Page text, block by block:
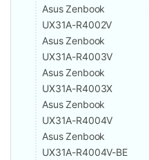
Asus Zenbook
UX31A-R4002V
Asus Zenbook
UX31A-R4003V
Asus Zenbook
UX31A-R4003X
Asus Zenbook
UX31A-R4004V
Asus Zenbook
UX31A-R4004V-BE